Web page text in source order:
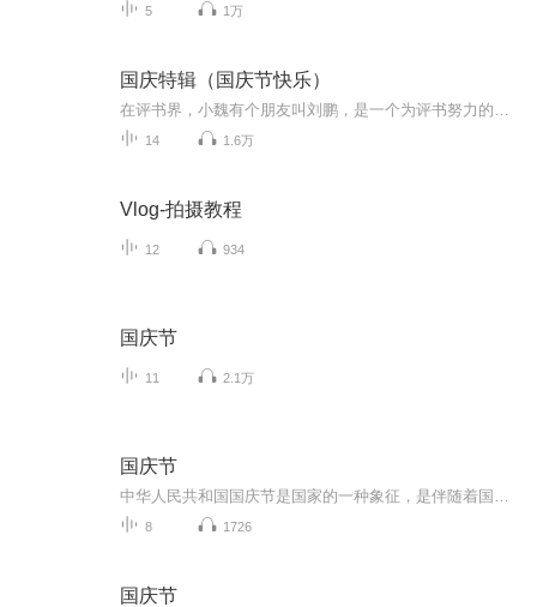
5 1万
国庆特辑（国庆节快乐）
14 1.6万
Vlog-拍摄教程
12 934
国庆节
11 2.1万
国庆节
8 1726
国庆节